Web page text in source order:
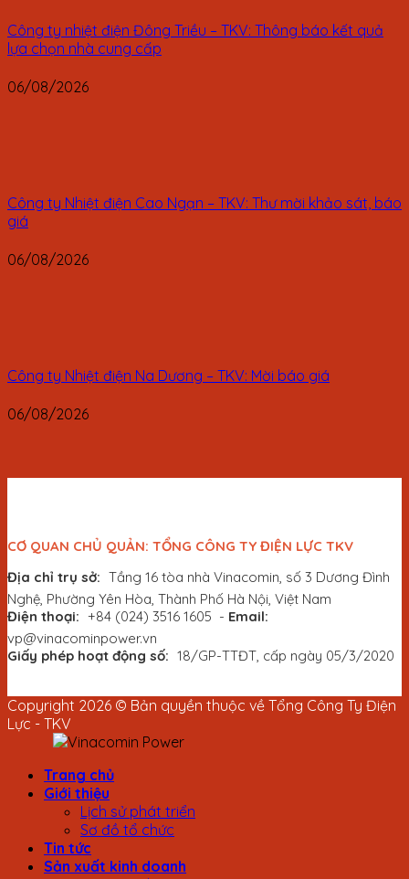
Công ty nhiệt điện Đông Triều – TKV: Thông báo kết quả
lựa chọn nhà cung cấp
06/08/2026
Công ty Nhiệt điện Cao Ngạn – TKV: Thư mời khảo sát, báo
giá
06/08/2026
Công ty Nhiệt điện Na Dương – TKV: Mời báo giá
06/08/2026
CƠ QUAN CHỦ QUẢN: TỔNG CÔNG TY ĐIỆN LỰC TKV
Địa chỉ trụ sở: Tầng 16 tòa nhà Vinacomin, số 3 Dương Đình
Nghệ, Phường Yên Hòa, Thành Phố Hà Nội, Việt Nam
Điện thoại: +84 (024) 3516 1605 - Email:
vp@vinacominpower.vn
Giấy phép hoạt động số: 18/GP-TTĐT, cấp ngày 05/3/2020
Copyright 2026 © Bản quyền thuộc về Tổng Công Ty Điện
Lực - TKV
Trang chủ
Giới thiệu
Lịch sử phát triển
Sơ đồ tổ chức
Tin tức
Sản xuất kinh doanh